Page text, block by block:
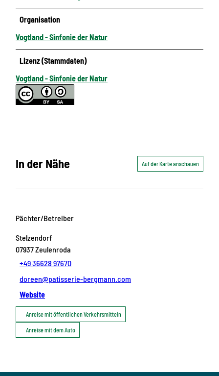
Organisation
Vogtland - Sinfonie der Natur
Lizenz (Stammdaten)
Vogtland - Sinfonie der Natur
In der Nähe Auf der Karte anschauen
Pächter/Betreiber
Stelzendorf
07937Zeulenroda
+49 36628 97670
doreen@patisserie-bergmann.com
Website
Anreise mit öffentlichen Verkehrsmitteln
Anreise mit dem Auto